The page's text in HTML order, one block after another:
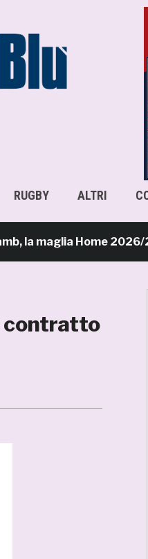
RUGBY ALTRI
Home 2026/27: «Il
contratto